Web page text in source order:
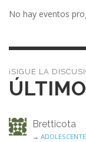
No hay eventos
¡SIGUE LA
Bretticota
→